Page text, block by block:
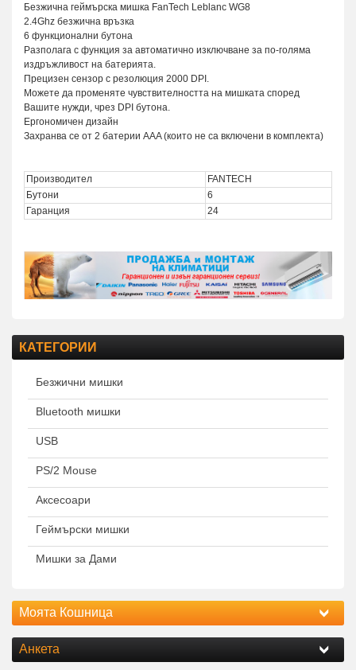
Безжична геймърска мишка FanTech Leblanc WG8
2.4Ghz безжична връзка
6 функционални бутона
Разполага с функция за автоматично изключване за по-голяма
издръжливост на батерията.
Прецизен сензор с резолюция 2000 DPI.
Можете да променяте чувствителността на мишката според
Вашите нужди, чрез DPI бутона.
Ергономичен дизайн
Захранва се от 2 батерии AAA (които не са включени в комплекта)
Производител
FANTECH
Бутони
6
Гаранция
24
КАТЕГОРИИ
Безжични мишки
Bluetooth мишки
USB
PS/2 Mouse
Аксесоари
Геймърски мишки
Мишки за Дами
Моята Кошница
Анкета